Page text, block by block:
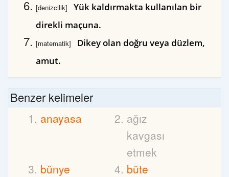
[denizcilik]
Yük kaldırmakta kullanılan bir
direkli maçuna.
[matematik]
Dikey olan doğru veya düzlem,
amut.
Benzer kelimeler
anayasa
ağız
kavgası
etmek
bünye
büte